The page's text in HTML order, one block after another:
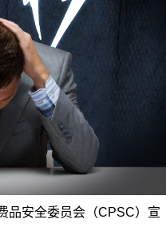
品安全委员会（CPSC）宣